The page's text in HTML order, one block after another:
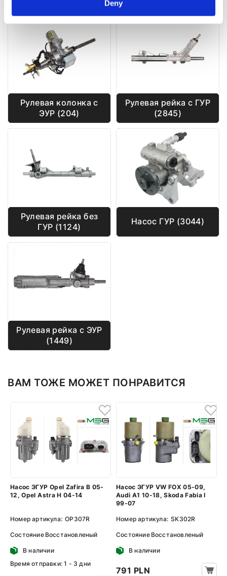
Deny
Рулевая колонка с
ЭУР (204)
Рулевая рейка с ГУР
(2845)
Рулевая рейка без
ГУР (1124)
Насос ГУР (3044)
Рулевая рейка с ЭУР
(1449)
ВАМ ТОЖЕ МОЖЕТ ПОНРАВИТСЯ
Насос ЭГУР Opel Zafira B 05-
12, Opel Astra H 04-14
Номер артикула: OP307R
Состояние Восстановленый
В наличии
Время отправки: 1 - 3 дни
Насос ЭГУР VW FOX 05-09,
Audi A1 10-18, Skoda Fabia I
99-07
Номер артикула: SK302R
Состояние Восстановленый
В наличии
791 PLN